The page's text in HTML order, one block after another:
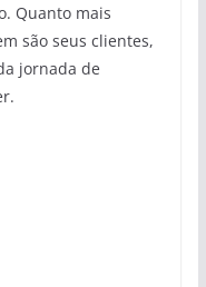
Quanto mais
são seus clientes,
jornada de